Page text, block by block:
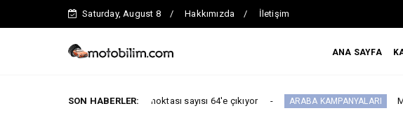
Saturday, August 8 Hakkımızda İletişim
ANA SAYFA
SON HABERLER:
toplam servis noktası sayısı 64'e çıkıyor ARABA KAMPANYALARI Maxus